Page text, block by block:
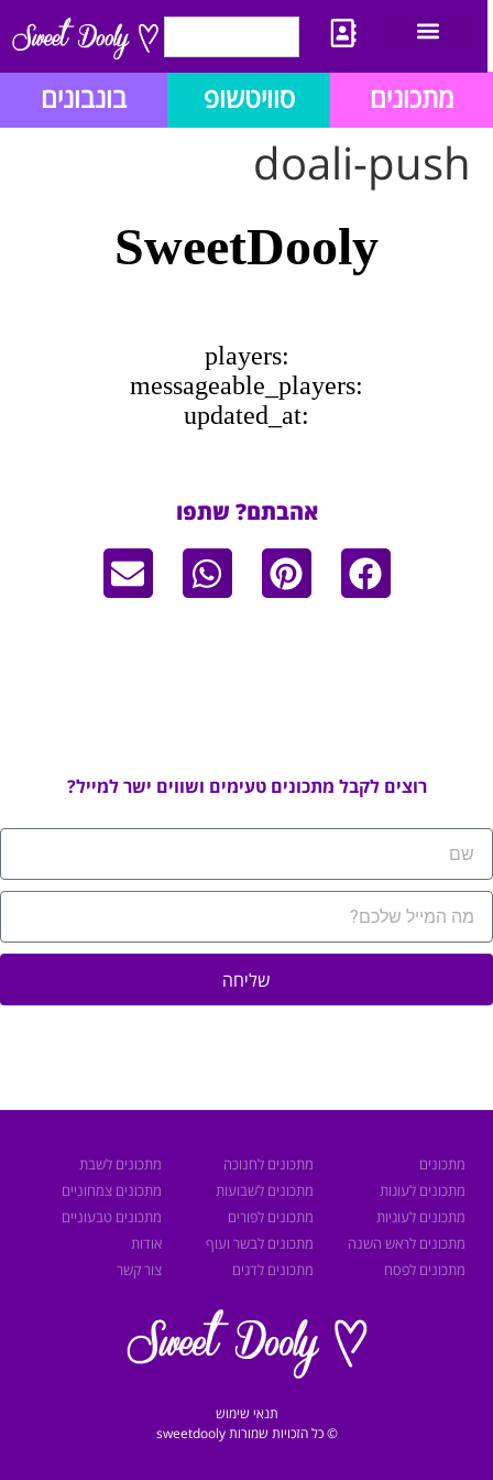
מתכונים סוויטשופ בונבונים
doali-push
אהבתם? שתפו
רוצים לקבל מתכונים טעימים ושווים ישר למייל?
שליחה
מתכונים
מתכונים לעוגות
מתכונים לעוגיות
מתכונים לראש השנה
מתכונים לפסח
מתכונים לחנוכה
מתכונים לשבועות
מתכונים לפורים
מתכונים לבשר ועוף
מתכונים לדגים
מתכונים לשבת
מתכונים צמחוניים
מתכונים טבעוניים
אודות
צור קשר
תנאי שימוש
© כל הזכויות שמורות sweetdooly